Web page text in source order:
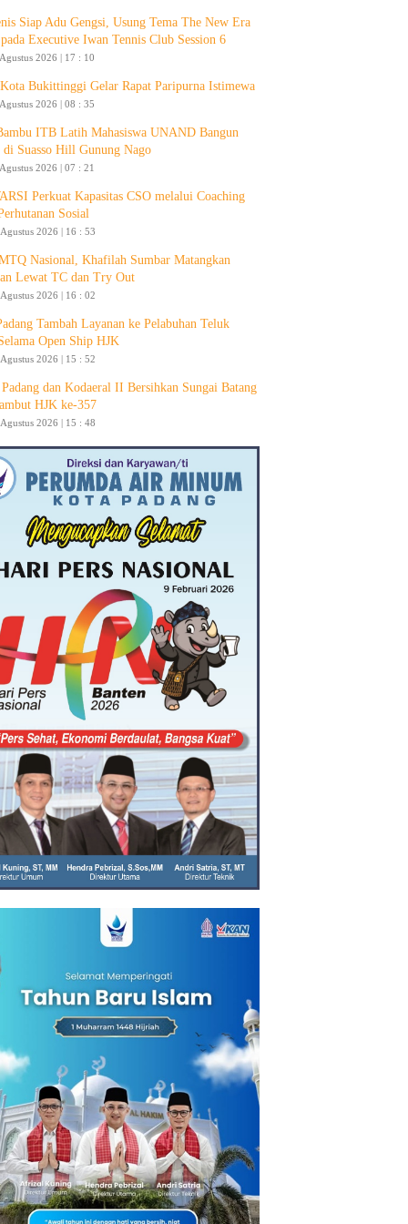
Siap Adu Gengsi, Usung Tema The New Era
Executive Iwan Tennis Club Session 6
2026 | 17 : 10
Bukittinggi Gelar Rapat Paripurna Istimewa
2026 | 08 : 35
ITB Latih Mahasiswa UNAND Bangun
di Suasso Hill Gunung Nago
2026 | 07 : 21
Perkuat Kapasitas CSO melalui Coaching
Sosial
2026 | 16 : 53
Nasional, Khafilah Sumbar Matangkan
Lewat TC dan Try Out
2026 | 16 : 02
Tambah Layanan ke Pelabuhan Teluk
Open Ship HJK
2026 | 15 : 52
dan Kodaeral II Bersihkan Sungai Batang
HJK ke-357
2026 | 15 : 48